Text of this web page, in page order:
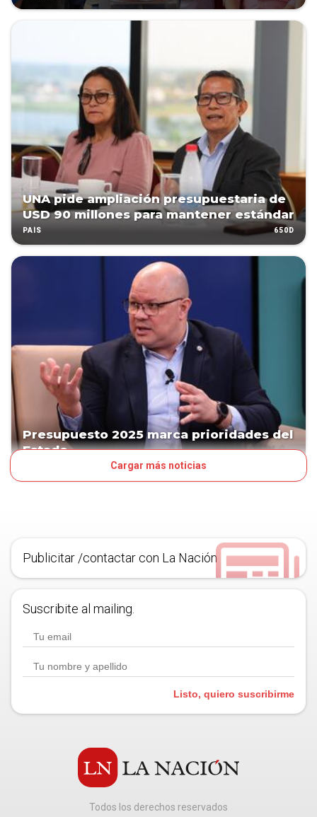
UNA pide ampliación presupuestaria de
USD 90 millones para mantener estándar
PAÍS 650D
Presupuesto 2025 marca prioridades del
Estado
Cargar más noticias
Publicitar /contactar con La Nación
Suscribite al mailing.
Listo, quiero suscribirme
Todos los derechos reservados